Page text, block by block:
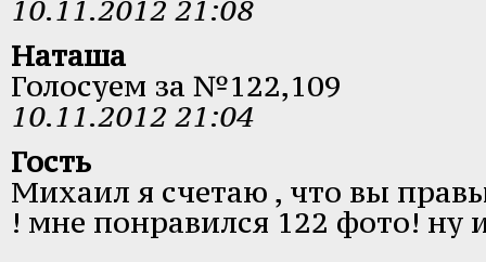
10.11.2012 21:08
Наташа
Голосуем за №122,109
10.11.2012 21:04
Гость
Михаил я счетаю , что вы
! мне понравился 122 фото! ну